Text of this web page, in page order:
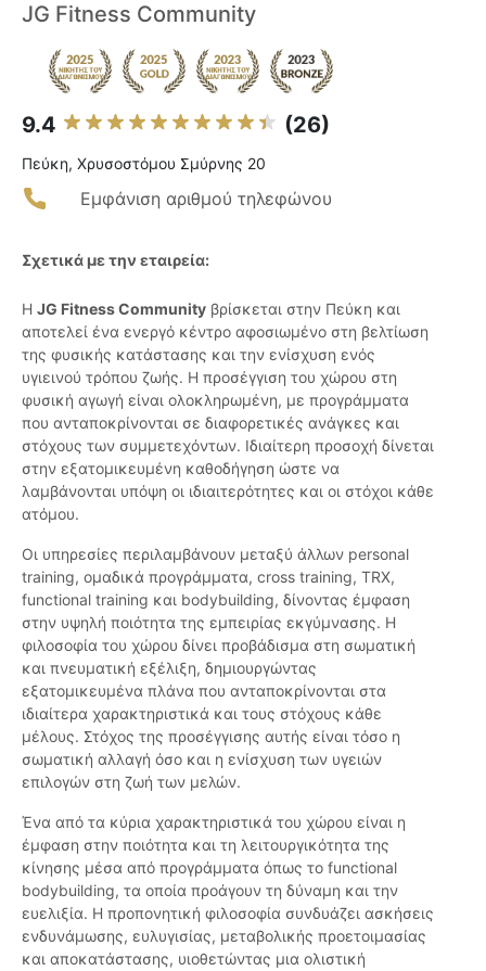
JG Fitness Community
9.4 (26)
Πεύκη, Χρυσοστόμου Σμύρνης 20
Εμφάνιση αριθμού τηλεφώνου
Σχετικά με την εταιρεία:
Η JG Fitness Community βρίσκεται στην Πεύκη και
αποτελεί ένα ενεργό κέντρο αφοσιωμένο στη βελτίωση
της φυσικής κατάστασης και την ενίσχυση ενός
υγιεινού τρόπου ζωής. Η προσέγγιση του χώρου στη
φυσική αγωγή είναι ολοκληρωμένη, με προγράμματα
που ανταποκρίνονται σε διαφορετικές ανάγκες και
στόχους των συμμετεχόντων. Ιδιαίτερη προσοχή δίνεται
στην εξατομικευμένη καθοδήγηση ώστε να
λαμβάνονται υπόψη οι ιδιαιτερότητες και οι στόχοι κάθε
ατόμου.
Οι υπηρεσίες περιλαμβάνουν μεταξύ άλλων personal
training, ομαδικά προγράμματα, cross training, TRX,
functional training και bodybuilding, δίνοντας έμφαση
στην υψηλή ποιότητα της εμπειρίας εκγύμνασης. Η
φιλοσοφία του χώρου δίνει προβάδισμα στη σωματική
και πνευματική εξέλιξη, δημιουργώντας
εξατομικευμένα πλάνα που ανταποκρίνονται στα
ιδιαίτερα χαρακτηριστικά και τους στόχους κάθε
μέλους. Στόχος της προσέγγισης αυτής είναι τόσο η
σωματική αλλαγή όσο και η ενίσχυση των υγειών
επιλογών στη ζωή των μελών.
Ένα από τα κύρια χαρακτηριστικά του χώρου είναι η
έμφαση στην ποιότητα και τη λειτουργικότητα της
κίνησης μέσα από προγράμματα όπως το functional
bodybuilding, τα οποία προάγουν τη δύναμη και την
ευελιξία. Η προπονητική φιλοσοφία συνδυάζει ασκήσεις
ενδυνάμωσης, ευλυγισίας, μεταβολικής προετοιμασίας
και αποκατάστασης, υιοθετώντας μια ολιστική